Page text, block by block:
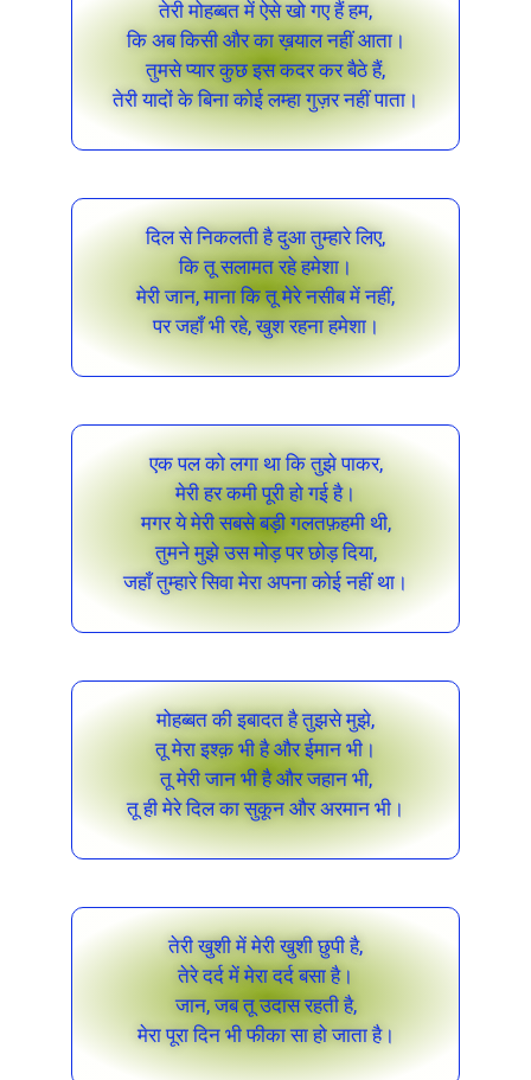
तेरी मोहब्बत में ऐसे खो गए हैं हम,
कि अब किसी और का ख़याल नहीं आता।
तुमसे प्यार कुछ इस कदर कर बैठे हैं,
तेरी यादों के बिना कोई लम्हा गुज़र नहीं पाता।
दिल से निकलती है दुआ तुम्हारे लिए,
कि तू सलामत रहे हमेशा।
मेरी जान, माना कि तू मेरे नसीब में नहीं,
पर जहाँ भी रहे, खुश रहना हमेशा।
एक पल को लगा था कि तुझे पाकर,
मेरी हर कमी पूरी हो गई है।
मगर ये मेरी सबसे बड़ी गलतफ़हमी थी,
तुमने मुझे उस मोड़ पर छोड़ दिया,
जहाँ तुम्हारे सिवा मेरा अपना कोई नहीं था।
मोहब्बत की इबादत है तुझसे मुझे,
तू मेरा इश्क़ भी है और ईमान भी।
तू मेरी जान भी है और जहान भी,
तू ही मेरे दिल का सुकून और अरमान भी।
तेरी खुशी में मेरी खुशी छुपी है,
तेरे दर्द में मेरा दर्द बसा है।
जान, जब तू उदास रहती है,
मेरा पूरा दिन भी फीका सा हो जाता है।